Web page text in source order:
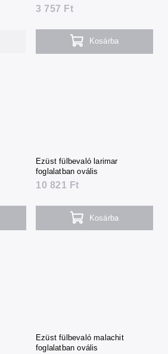
3 757 Ft
Kosárba
Ezüst fülbevaló larimar
foglalatban ovális
10 821 Ft
Kosárba
Ezüst fülbevaló malachit
foglalatban ovális